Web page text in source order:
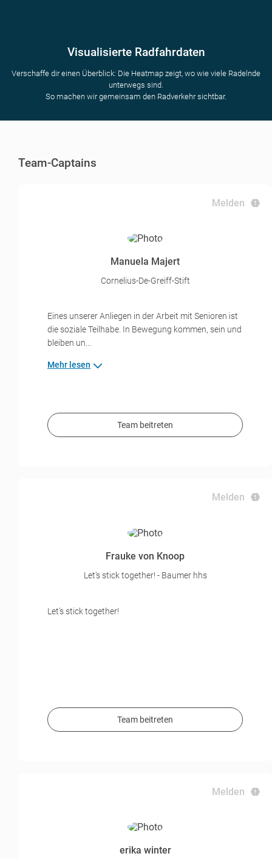
Visualisierte Radfahrdaten
Verschaffe dir einen Überblick: Die Heatmap zeigt, wo wie viele Radelnde
unterwegs sind.
So machen wir gemeinsam den Radverkehr sichtbar.
Team-Captains
Melden
Manuela Majert
Cornelius-De-Greiff-Stift
Eines unserer Anliegen in der Arbeit mit Senioren ist
die soziale Teilhabe. In Bewegung kommen, sein und
bleiben un...
Mehr lesen
Team beitreten
Melden
Frauke von Knoop
Let's stick together! - Baumer hhs
Let's stick together!
Team beitreten
Melden
erika winter